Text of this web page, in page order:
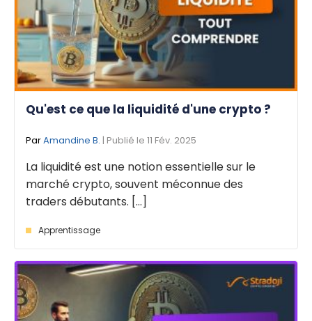
Qu'est ce que la liquidité d'une crypto ?
ParAmandine B. | Publié le 11 Fév. 2025
La liquidité est une notion essentielle sur le
marché crypto, souvent méconnue des
traders débutants. [...]
Apprentissage